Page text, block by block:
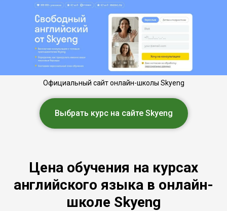
Официальный сайт онлайн-школы Skyeng
Выбрать курс на сайте Skyeng
Цена обучения на курсах
английского языка в онлайн-
школе Skyeng